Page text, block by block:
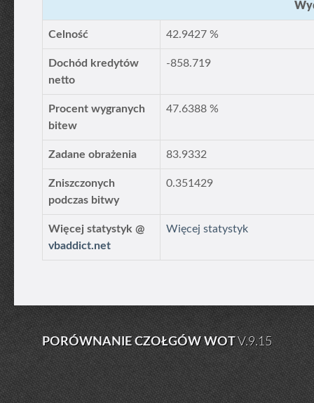
Celność 42.9427 %
Dochód kredytów
netto
-858.719
Procent wygranych
bitew
47.6388 %
Zadane obrażenia 83.9332
Zniszczonych
podczas bitwy
0.351429
Więcej statystyk @
vbaddict.net
Więcej statystyk
PORÓWNANIE CZOŁGÓW WOTV.9.15